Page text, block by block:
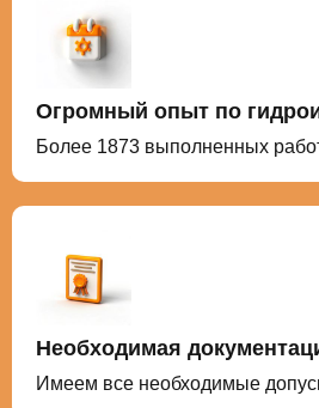
Огромный опыт по
Более 1873 выполненных
Необходимая
Имеем все необходимые